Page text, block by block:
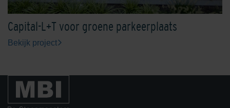
Capital-L+T voor groene parkeerplaats
Bekijk project